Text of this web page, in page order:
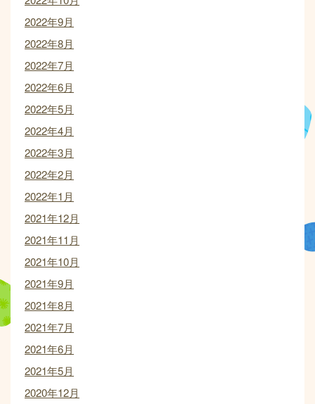
2022年9月
2022年8月
2022年7月
2022年6月
2022年5月
2022年4月
2022年3月
2022年2月
2022年1月
2021年12月
2021年11月
2021年10月
2021年9月
2021年8月
2021年7月
2021年6月
2021年5月
2020年12月